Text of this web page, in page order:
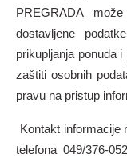
PREGRADA
dostavljene
prikupljanja ponuda
zaštiti osobnih
pravu na pristup
Kontakt informacije
telefona 049/376-